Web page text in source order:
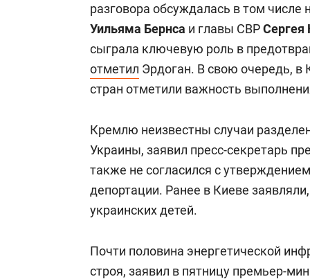
разговора обсуждалась в том
Уильяма Бернса и главы СВР
сыграла ключевую роль в
отметил Эрдоган. В свою очередь, в
стран отметили важность
Кремлю неизвестны случаи
Украины, заявил пресс-секретарь
также не согласился с
депортации. Ранее в Киеве
украинских детей.
Почти половина энергетической
строя, заявил в пятницу премьер-